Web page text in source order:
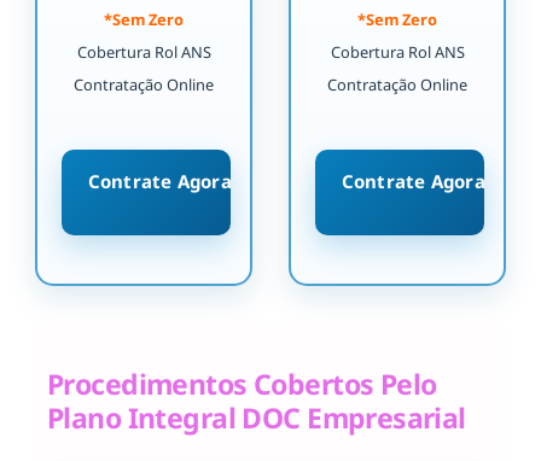
*Sem Zero
Cobertura Rol ANS
Contratação Online
Contrate Agora
*Sem Zero
Cobertura Rol ANS
Contratação Online
Contrate Agora
Procedimentos Cobertos Pelo
Plano Integral DOC Empresarial